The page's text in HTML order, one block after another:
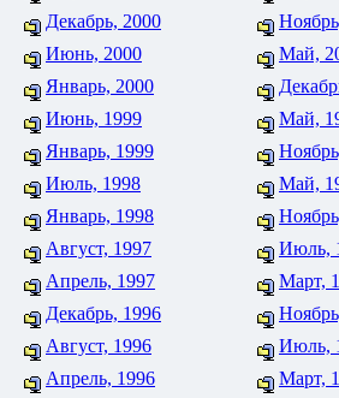
Декабрь, 2000
Июнь, 2000
Май,
Январь, 2000
Июнь, 1999
Май,
Январь, 1999
Июль, 1998
Май,
Январь, 1998
Август, 1997
Июль,
Апрель, 1997
Март,
Декабрь, 1996
Август, 1996
Июль,
Апрель, 1996
Март,